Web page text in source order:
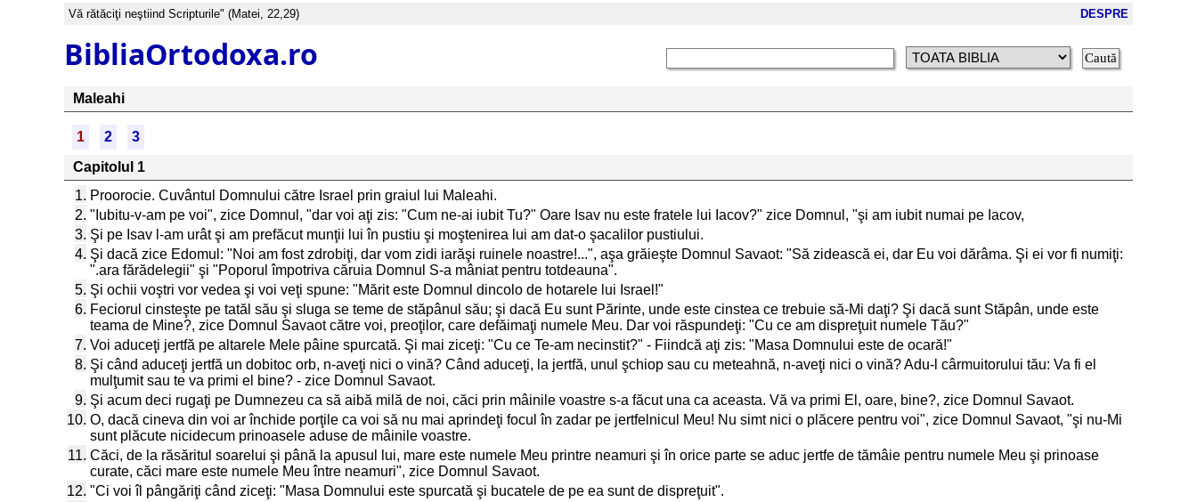
Vă rătăciţi neştiind Scripturile" (Matei, 22,29) DESPRE
BibliaOrtodoxa.ro
Maleahi
1 2
3
Capitolul 1
1. Proorocie. Cuvântul Domnului către Israel prin graiul lui Maleahi.
2. "Iubitu-v-am pe voi", zice Domnul, "dar voi aţi zis: "Cum ne-ai iubit Tu?" Oare Isav nu este fratele lui Iacov?" zice Domnul, "şi am iubit numai pe Iacov,
3. Şi pe Isav l-am urât şi am prefăcut munţii lui în pustiu şi moştenirea lui am dat-o şacalilor pustiului.
4. Şi dacă zice Edomul: "Noi am fost zdrobiţi, dar vom zidi iarăşi ruinele noastre!...", aşa grăieşte Domnul Savaot: "Să zidească ei, dar Eu voi dărâma. Şi ei vor fi numiţi:
".ara fărădelegii" şi "Poporul împotriva căruia Domnul S-a mâniat pentru totdeauna".
5. Şi ochii voştri vor vedea şi voi veţi spune: "Mărit este Domnul dincolo de hotarele lui Israel!"
6. Feciorul cinsteşte pe tatăl său şi sluga se teme de stăpânul său; şi dacă Eu sunt Părinte, unde este cinstea ce trebuie să-Mi daţi? Şi dacă sunt Stăpân, unde este
teama de Mine?, zice Domnul Savaot către voi, preoţilor, care defăimaţi numele Meu. Dar voi răspundeţi: "Cu ce am dispreţuit numele Tău?"
7. Voi aduceţi jertfă pe altarele Mele pâine spurcată. Şi mai ziceţi: "Cu ce Te-am necinstit?" - Fiindcă aţi zis: "Masa Domnului este de ocară!"
8. Şi când aduceţi jertfă un dobitoc orb, n-aveţi nici o vină? Când aduceţi, la jertfă, unul şchiop sau cu meteahnă, n-aveţi nici o vină? Adu-l cârmuitorului tău: Va fi el
mulţumit sau te va primi el bine? - zice Domnul Savaot.
9. Şi acum deci rugaţi pe Dumnezeu ca să aibă milă de noi, căci prin mâinile voastre s-a făcut una ca aceasta. Vă va primi El, oare, bine?, zice Domnul Savaot.
10. O, dacă cineva din voi ar închide porţile ca voi să nu mai aprindeţi focul în zadar pe jertfelnicul Meu! Nu simt nici o plăcere pentru voi", zice Domnul Savaot, "şi nu-Mi
sunt plăcute nicidecum prinoasele aduse de mâinile voastre.
11. Căci, de la răsăritul soarelui şi până la apusul lui, mare este numele Meu printre neamuri şi în orice parte se aduc jertfe de tămâie pentru numele Meu şi prinoase
curate, căci mare este numele Meu între neamuri", zice Domnul Savaot.
12. "Ci voi îl pângăriţi când ziceţi: "Masa Domnului este spurcată şi bucatele de pe ea sunt de dispreţuit".